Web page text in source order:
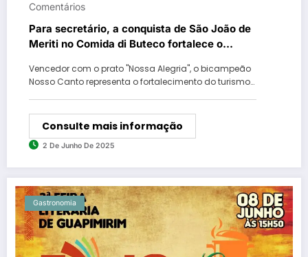
Comentários
Para secretário, a conquista de São João de
Meriti no Comida di Buteco fortalece o
Fluminense
Vencedor com o prato "Nossa Alegria", o bicampeão
Nosso Canto representa o fortalecimento do turismo…
Consulte mais informação
2 De Junho De 2025
Gastronomia